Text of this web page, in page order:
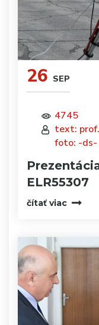
26 SEP
4745
text: prof.
foto: -ds-
ELR55307
čítať viac